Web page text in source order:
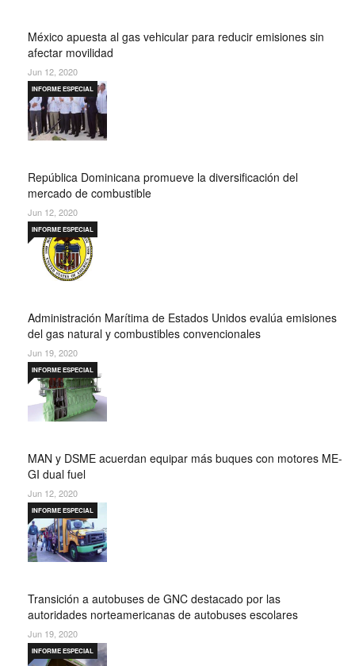
México apuesta al gas vehicular para reducir emisiones sin
afectar movilidad
Jun 12, 2020
República Dominicana promueve la diversificación del
mercado de combustible
INFORME ESPECIAL
Jun 12, 2020
Administración Marítima de Estados Unidos evalúa emisiones
del gas natural y combustibles convencionales
INFORME ESPECIAL
Jun 19, 2020
MAN y DSME acuerdan equipar más buques con motores ME-
GI dual fuel
INFORME ESPECIAL
Jun 12, 2020
Transición a autobuses de GNC destacado por las
autoridades norteamericanas de autobuses escolares
INFORME ESPECIAL
Jun 19, 2020
INFORME ESPECIAL